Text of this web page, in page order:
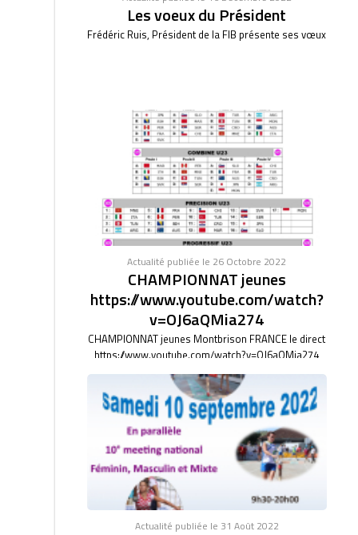
Les voeux du Président
Frédéric Ruis, Président de la FIB présente ses vœux
Actualité publiée le 26 Octobre 2022
CHAMPIONNAT jeunes
https://www.youtube.com/watch?
v=OJ6aQMia274
CHAMPIONNAT jeunes Montbrison FRANCE le direct
https://www.youtube.com/watch?v=OJ6aQMia274
Actualité publiée le 31 Août 2022